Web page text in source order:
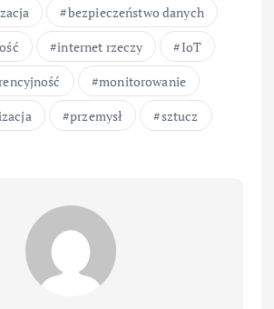
bezpieczeństwo danych
internet rzeczy
IoT
monitorowanie
przemysł sztucz